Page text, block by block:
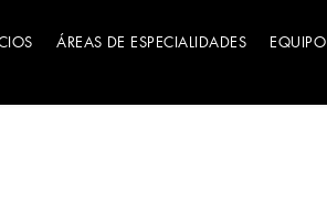
ÁREAS DE ESPECIALIDADES EQUIPO